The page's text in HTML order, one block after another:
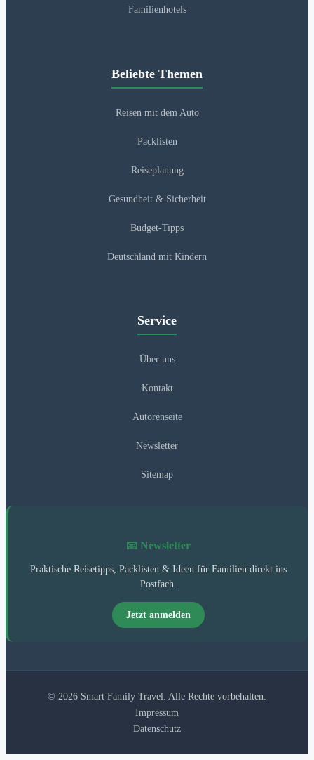
Familienhotels
Beliebte Themen
Reisen mit dem Auto
Packlisten
Reiseplanung
Gesundheit & Sicherheit
Budget-Tipps
Deutschland mit Kindern
Service
Über uns
Kontakt
Autorenseite
Newsletter
Sitemap
📧 Newsletter
Praktische Reisetipps, Packlisten & Ideen für Familien direkt ins
Postfach.
Jetzt anmelden
© 2026 Smart Family Travel. Alle Rechte vorbehalten.
Impressum
Datenschutz